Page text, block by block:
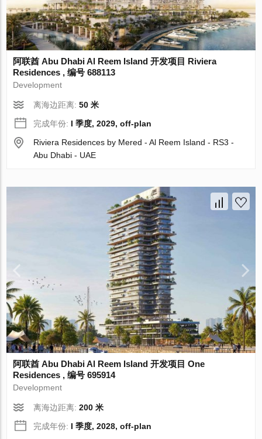
阿联酋 Abu Dhabi Al Reem Island 开发项目 Riviera
Residences , 编号 688113
Development
离海边距离:50 米
完成年份: I 季度, 2029, off-plan
Riviera Residences by Mered - Al Reem Island - RS3 -
Abu Dhabi - UAE
阿联酋 Abu Dhabi Al Reem Island 开发项目 One
Residences , 编号 695914
Development
离海边距离:200 米
完成年份: I 季度, 2028, off-plan